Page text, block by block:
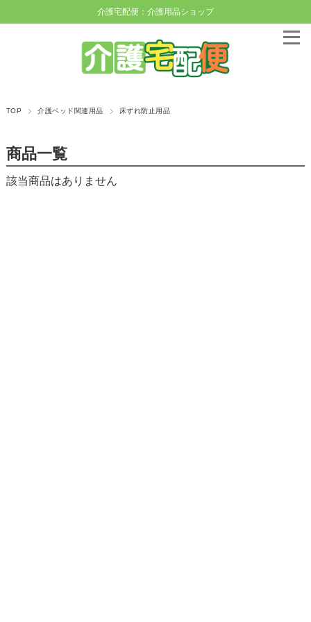
介護宅配便：介護用品ショップ
TOP 介護ベッド関連用品 床ずれ防止用品
商品一覧
該当商品はありません